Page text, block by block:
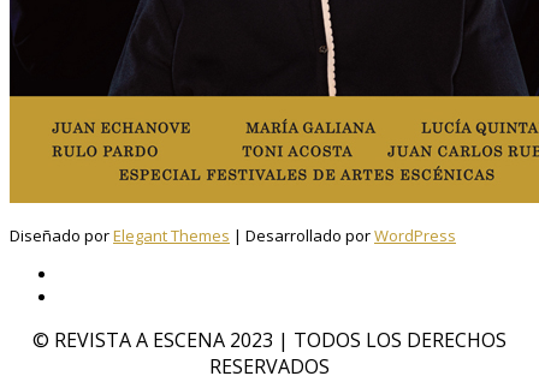
Diseñado porElegant Themes | Desarrollado porWordPress
© REVISTA A ESCENA 2023 | TODOS LOS DERECHOS
RESERVADOS